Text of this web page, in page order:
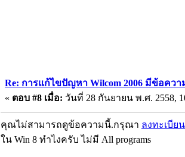
Re: การแก้ไขปัญหา Wilcom 2006 มีข้อควา
« ตอบ #8 เมื่อ: วันที่ 28 กันยายน พ.ศ. 2558,
คุณไม่สามารถดูข้อความนี้.กรุณา ลงทะเบียน
ใน Win 8 ทำไงครับ ไม่มี All programs